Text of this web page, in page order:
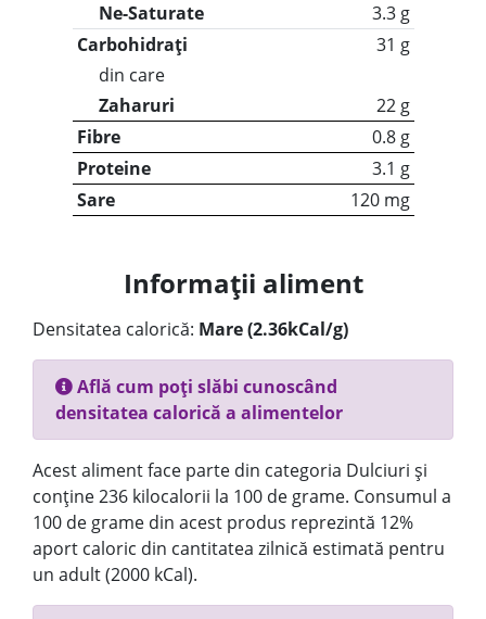
Ne-Saturate
3.3 g
Carbohidrați
31 g
din care
Zaharuri
22 g
Fibre
0.8 g
Proteine
3.1 g
Sare
120 mg
Informații aliment
Densitatea calorică: Mare (2.36kCal/g)
Află cum poți slăbi cunoscând
densitatea calorică a alimentelor
Acest aliment face parte din categoria Dulciuri și
conține 236 kilocalorii la 100 de grame. Consumul a
100 de grame din acest produs reprezintă 12%
aport caloric din cantitatea zilnică estimată pentru
un adult (2000 kCal).